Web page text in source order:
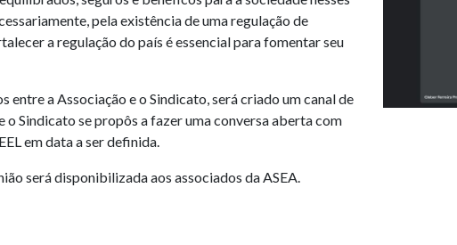
pela existência de uma regulação de
a regulação do país é essencial para fomentar seu
entre a Associação e o Sindicato, será criado um canal de
o Sindicato se propôs a fazer uma conversa aberta com
em data a ser definida.
será disponibilizada aos associados da ASEA.